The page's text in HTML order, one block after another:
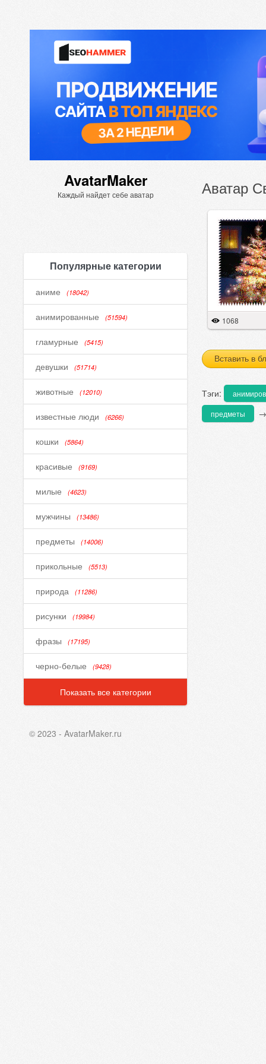
AvatarMaker
Каждый найдет себе аватар
Популярные категории
аниме (18042)
анимированные (51594)
гламурные (5415)
девушки (51714)
животные (12010)
известные люди (6266)
кошки (5864)
красивые (9169)
милые (4623)
мужчины (13486)
предметы (14006)
прикольные (5513)
природа (11286)
рисунки (19984)
фразы (17195)
черно-белые (9428)
Показать все категории
Аватар
1068
Вставить в
Тэги:
предметы
© 2023 - AvatarMaker.ru